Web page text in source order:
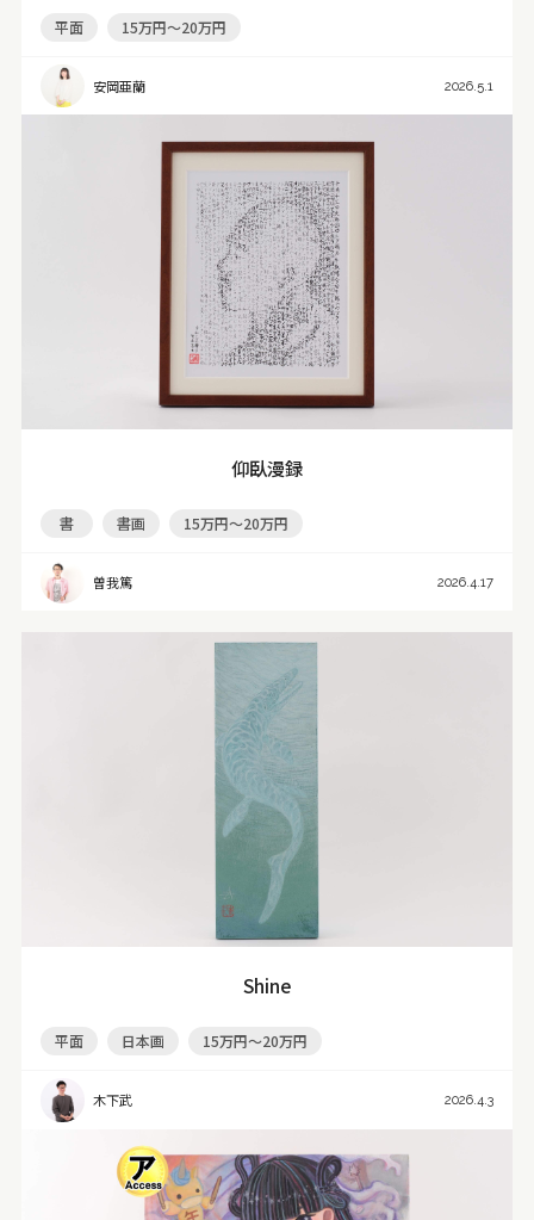
平面 15万円～20万円
安岡亜蘭 2026.5.1
仰臥漫録
書 書画 15万円～20万円
曽我篤 2026.4.17
Shine
平面 日本画 15万円～20万円
木下武 2026.4.3